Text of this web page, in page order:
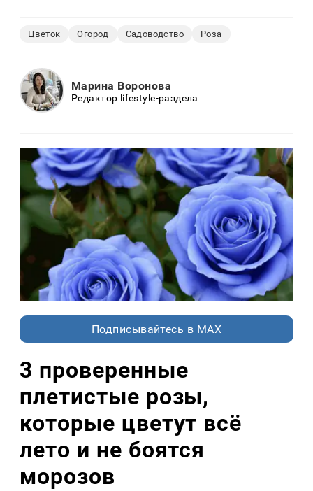
Цветок Огород Садоводство Роза
Марина Воронова
Редактор lifestyle-раздела
Подписывайтесь в MAX
3 проверенные
плетистые розы,
которые цветут всё
лето и не боятся
морозов